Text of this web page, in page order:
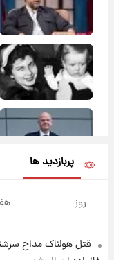
پربازدید ها
روز
قتل هولناک مداح